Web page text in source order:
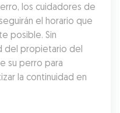
los cuidadores de
el horario que
posible. Sin
del propietario del
su perro para
la continuidad en